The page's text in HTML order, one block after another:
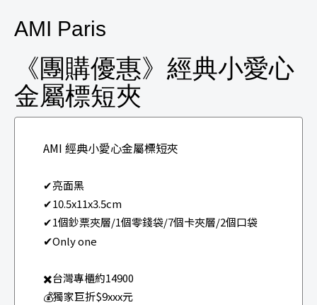
AMI Paris
《團購優惠》經典小愛心
金屬標短夾
AMI 經典小愛心金屬標短夾
✔亮面黑
✔10.5x11x3.5cm
✔1個鈔票夾層/1個零錢袋/7個卡夾層/2個口袋
✔Only one
✖️台灣專櫃約14900
💰獨家巨折$9xxx元